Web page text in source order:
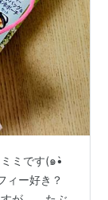
2013年5月
ット（キッチ
年7月号）
年9月号）
ミです(๑•̀